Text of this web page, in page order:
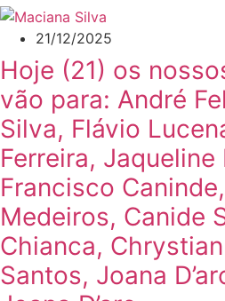
21/12/2025
Hoje (21) os
vão para: André
Silva, Flávio
Ferreira, Jaqueline
Francisco
Medeiros, Canide
Chianca,
Santos, Joana